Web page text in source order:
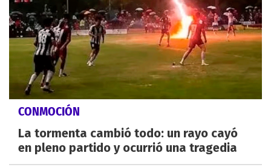
CONMOCIÓN
La tormenta cambió todo: un rayo cayó
en pleno partido y ocurrió una tragedia